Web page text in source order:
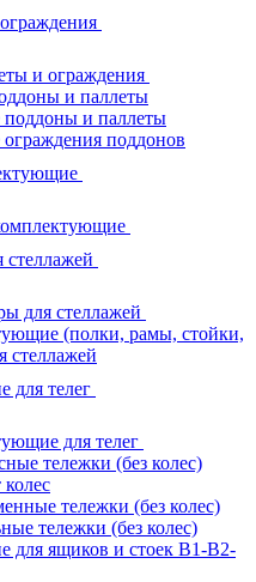
и ограждения
и паллеты
поддоны и паллеты
поддонов
стеллажей
для стеллажей
(полки, рамы, стойки,
стеллажей
для телег
для телег
тележки (без колес)
тележки (без колес)
тележки (без колес)
для ящиков и стоек В1-В2-